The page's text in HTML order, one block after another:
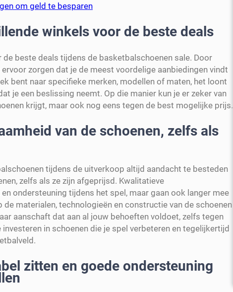
om geld te besparen
winkels voor de beste deals
beste deals tijdens de basketbalschoenen sale. Door
zorgen dat je de meest voordelige aanbiedingen vindt
bent naar specifieke merken, modellen of maten, het loont
je een beslissing neemt. Op die manier kun je er zeker van
krijgt, maar ook nog eens tegen de best mogelijke prijs.
van de schoenen, zelfs als
tijdens de uitverkoop altijd aandacht te besteden
zelfs als ze zijn afgeprijsd. Kwalitatieve
ondersteuning tijdens het spel, maar gaan ook langer mee
materialen, technologieën en constructie van de schoenen
aanschaft dat aan al jouw behoeften voldoet, zelfs tegen
in schoenen die je spel verbeteren en tegelijkertijd
zitten en goede ondersteuning